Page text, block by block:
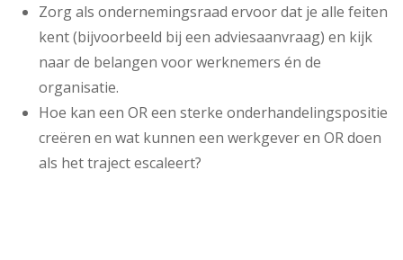
Zorg als ondernemingsraad ervoor dat je alle feiten
kent (bijvoorbeeld bij een adviesaanvraag) en kijk
naar de belangen voor werknemers én de
organisatie.
Hoe kan een OR een sterke onderhandelingspositie
creëren en wat kunnen een werkgever en OR doen
als het traject escaleert?